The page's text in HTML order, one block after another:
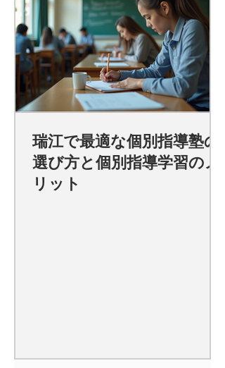
瑞江で最適な個別指導塾の
選び方と個別指導学習のメ
リット